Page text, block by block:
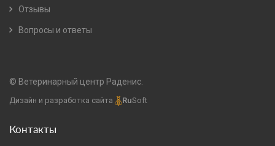
Отзывы
Вопросы и ответы
© Ветеринарный центр Раденис.
Дизайн и разработка сайта RuSoft
Контакты